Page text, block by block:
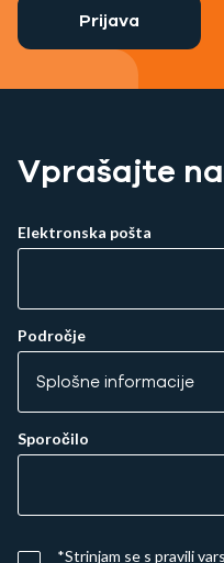
Prijava
Vprašajte
Elektronska pošta
Področje
Sporočilo
*Strinjam se s pravili